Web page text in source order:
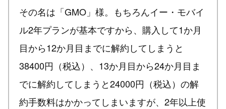
その名は「GMO」様。もちろんイー・モバイ
ル2年プランが基本ですから、購入して1か月
目から12か月目までに解約してしまうと
38400円（税込）、13か月目から24か月目ま
でに解約してしまうと24000円（税込）の解
約手数料はかかってしまいますが、2年以上使